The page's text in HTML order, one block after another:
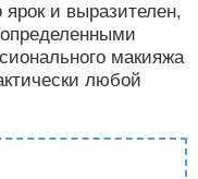
ярок и выразителен,
макияжа
любой